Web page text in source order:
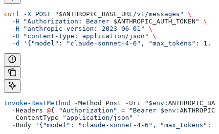
curl -X POST " $ANTHROPIC_BASE_URL/v1/messages"
\
  -H
"Authorization: Bearer $ANTHROPIC_AUTH_TOKEN "
\
  -H
"anthropic-version: 2023-06-01"
\
  -H
"content-type: application/json"
\
  -d
'{"model": "claude-sonnet-4-6", "max_tokens":
Invoke-RestMethod -Method Post - Uri " $env:
  -
Headers @{ "Authorization" = "Bearer $env:
  -
ContentType "application/json"
`
  -
Body '{"model": "claude-sonnet-4-6",